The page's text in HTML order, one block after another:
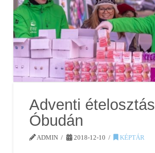
Adventi ételosztás
Óbudán
ADMIN 2018-12-10 KÉPTÁR